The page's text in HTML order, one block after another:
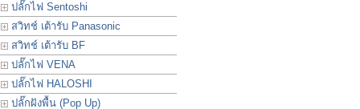
ปลั๊กไฟ Sentoshi
สวิทช์ เต้ารับ Panasonic
สวิทช์ เต้ารับ BF
ปลั๊กไฟ VENA
ปลั๊กไฟ HALOSHI
ปลั๊กฝังพื้น (Pop Up)